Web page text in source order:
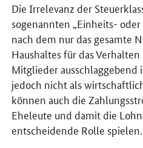
Die Irrelevanz der
sogenannten „Einheits-
nach dem nur das gesamte
Haushaltes für das
Mitglieder ausschlaggebend
jedoch nicht als
können auch die
Eheleute und damit die
entscheidende Rolle spielen.